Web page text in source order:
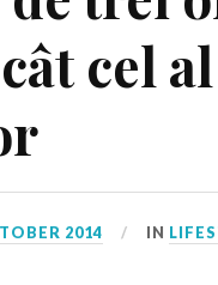
cel al
2014 IN